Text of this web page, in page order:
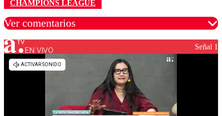
CHAMPIONS LEAGUE
Ver comentarios
Los comentarios son moderados para garantizar un
diálogo respetuoso.
EN VIVO Señal 1